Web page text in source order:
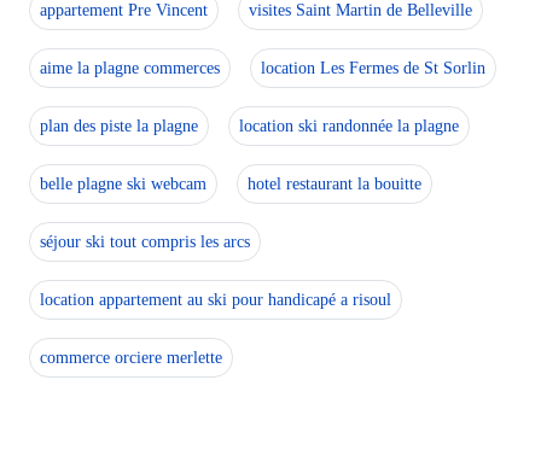
appartement Pre Vincent visites Saint Martin de Belleville
aime la plagne commerces location Les Fermes de St Sorlin
plan des piste la plagne location ski randonnée la plagne
belle plagne ski webcam hotel restaurant la bouitte
séjour ski tout compris les arcs
location appartement au ski pour handicapé a risoul
commerce orciere merlette